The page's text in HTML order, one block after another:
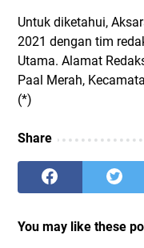
Untuk diketahui,
2021 dengan tim
Utama. Alamat
Paal Merah,
(*)
Share
You may like these